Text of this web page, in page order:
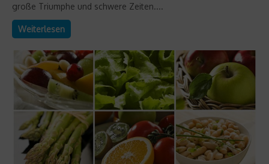
große Triumphe und schwere Zeiten....
Weiterlesen